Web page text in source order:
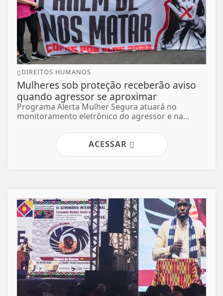
DIREITOS HUMANOS
Mulheres sob proteção receberão aviso
quando agressor se aproximar
Programa Alerta Mulher Segura atuará no
monitoramento eletrônico do agressor e na...
ACESSAR